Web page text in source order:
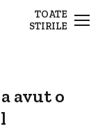
TOATE
STIRILE
avut o